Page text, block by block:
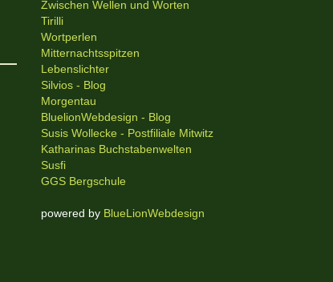
Zwischen Wellen und Worten
Tirilli
Wortperlen
Mitternachtsspitzen
Lebenslichter
Silvios - Blog
Morgentau
BluelionWebdesign - Blog
Susis Wollecke - Postfiliale Mitwitz
Katharinas Buchstabenwelten
Susfi
GGS Bergschule
powered by BlueLionWebdesign